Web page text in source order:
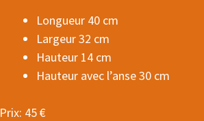
Longueur 40 cm
Largeur 32 cm
Hauteur 14 cm
Hauteur avec l’anse 30 cm
Prix: 45 €